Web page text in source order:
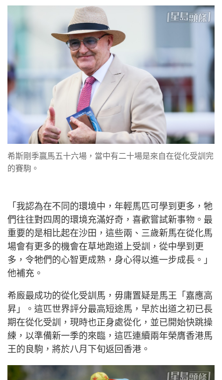
希斯剛季贏馬五十六場，當中有二十場是來自在從化受訓完
的賽駒。
「我認為在不同的環境中，年輕馬匹可學到更多，牠
們往往對四周的環境充滿好奇，喜歡嘗試新事物。最
重要的是相比起在沙田，這些兩、三歲新馬在從化馬
場會有更多的機會在草地跑道上受訓，從中學到更
多，令牠們的心智更成熟，身心得以進一步成長。」
他補充。
希廄最成功的從化受訓馬，毋庸置疑是馬王「嘉應高
昇」。這匹世界評分最高短途馬，早於出道之初已長
期在從化受訓，現時也正身處從化，並已開始快跳操
練，以準備新一季的來臨，這匹連續兩年榮膺香港馬
王的良駒，將於八月下旬返回香港。